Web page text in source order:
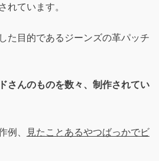
れています。
た目的であるジーンズの革パッチ
さんのものを数々、制作されてい
例、
見たことあるやつばっかでビ